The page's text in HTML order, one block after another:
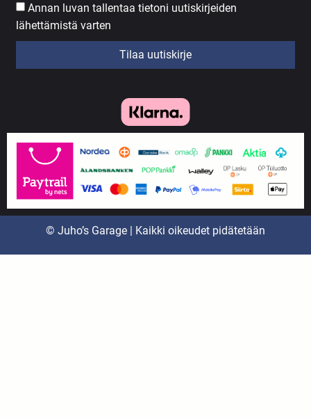
Annan luvan tallentaa tietoni uutiskirjeiden
lähettämistä varten
Tilaa uutiskirje
© Juho’s Garage | Kaikki oikeudet pidätetään